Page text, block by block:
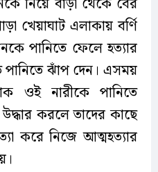
খেয়াঘাট এলাকায় বর্ণি
পানিতে ফেলে হত্যার
ঝাঁপ দেন। এসময়
ওই নারীকে পানিতে
করলে তাদের কাছে
করে নিজে আত্মহত্যার